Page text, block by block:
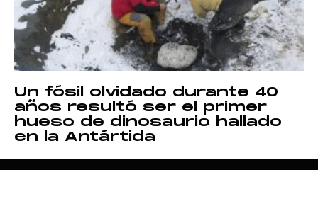
Un fósil olvidado durante 40
años resultó ser el primer
hueso de dinosaurio hallado
en la Antártida